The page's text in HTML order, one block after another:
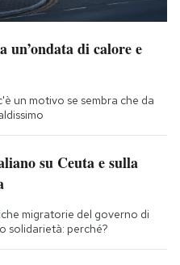
un’ondata di calore e
un motivo se sembra che da
su Ceuta e sulla
migratorie del governo di
solidarietà: perché?